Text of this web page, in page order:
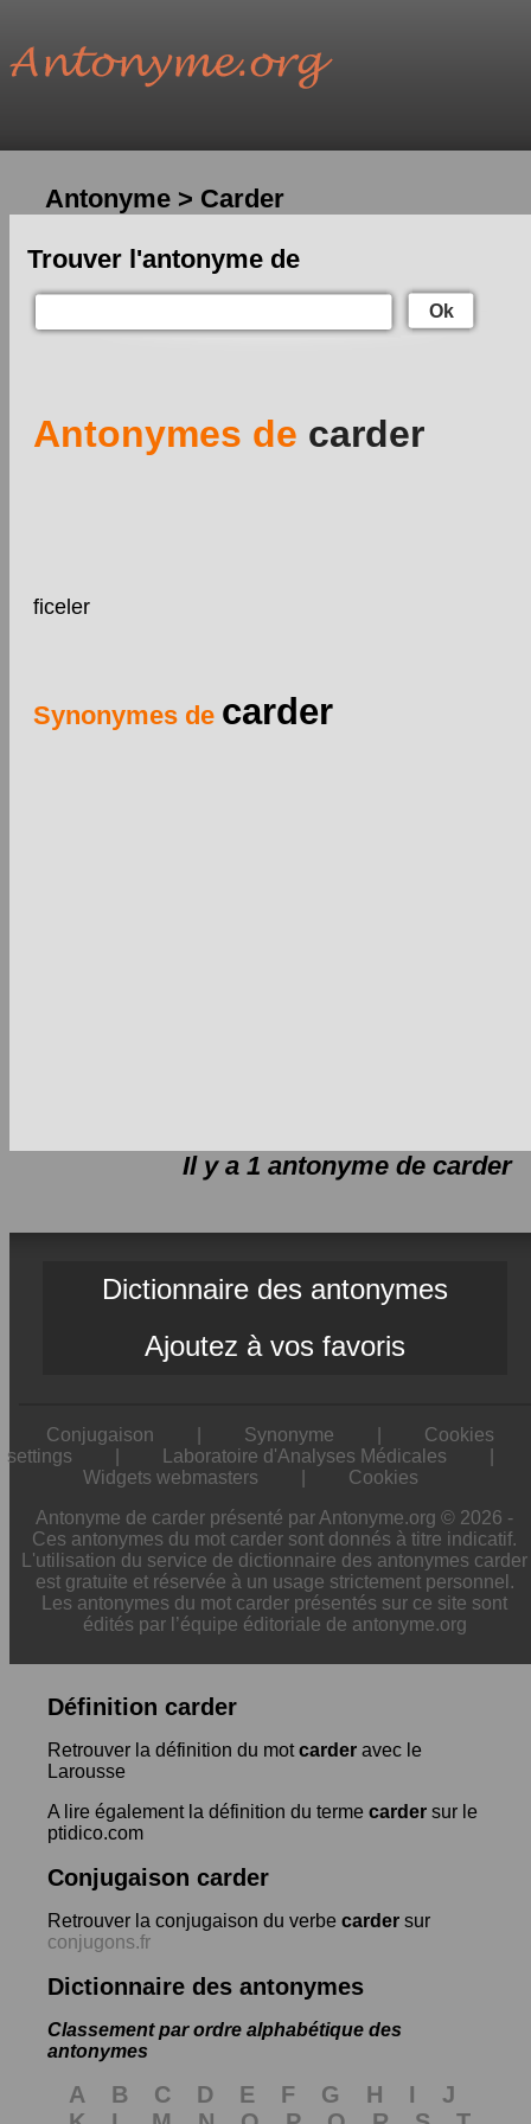
Antonyme > Carder
Trouver l'antonyme de
Ok
Antonymes de carder
ficeler
Synonymes de carder
Il y a 1 antonyme de carder
Dictionnaire des antonymes
Ajoutez à vos favoris
Conjugaison Synonyme
Cookies
settings
Laboratoire d'Analyses Médicales
Widgets webmasters
Cookies
Antonyme de carder présenté par Antonyme.org © 2026 -
Ces antonymes du mot carder sont donnés à titre indicatif.
L'utilisation du service de dictionnaire des antonymes carder
est gratuite et réservée à un usage strictement personnel.
Les antonymes du mot carder présentés sur ce site sont
édités par l’équipe éditoriale de antonyme.org
Définition carder
Retrouver la définition du motcarder avec le
Larousse
A lire également la définition du terme carder sur le
ptidico.com
Conjugaison carder
Retrouver la conjugaison du verbe carder sur
conjugons.fr
Dictionnaire des antonymes
Classement par ordre alphabétique des
antonymes
A B C D E F G H I
J